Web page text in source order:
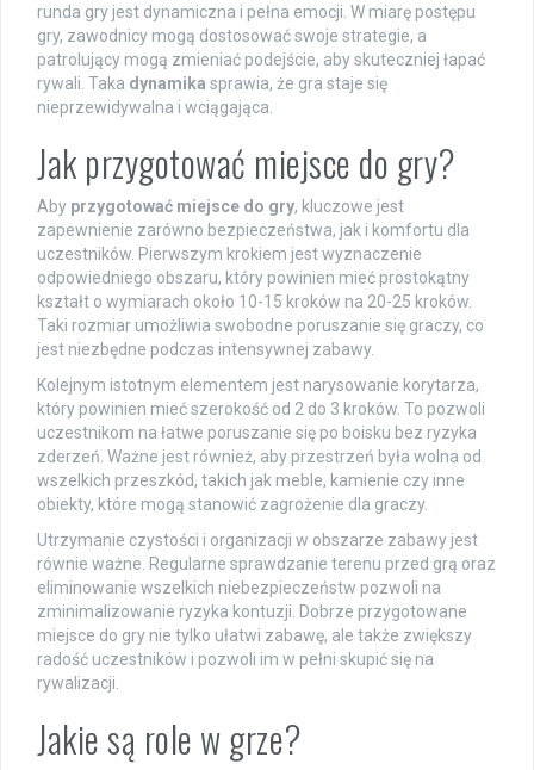
runda gry jest dynamiczna i pełna emocji. W miarę postępu
gry, zawodnicy mogą dostosować swoje strategie, a
patrolujący mogą zmieniać podejście, aby skuteczniej łapać
rywali. Taka dynamika sprawia, że gra staje się
nieprzewidywalna i wciągająca.
Jak przygotować miejsce do gry?
Aby przygotować miejsce do gry, kluczowe jest
zapewnienie zarówno bezpieczeństwa, jak i komfortu dla
uczestników. Pierwszym krokiem jest wyznaczenie
odpowiedniego obszaru, który powinien mieć prostokątny
kształt o wymiarach około 10-15 kroków na 20-25 kroków.
Taki rozmiar umożliwia swobodne poruszanie się graczy, co
jest niezbędne podczas intensywnej zabawy.
Kolejnym istotnym elementem jest narysowanie korytarza,
który powinien mieć szerokość od 2 do 3 kroków. To pozwoli
uczestnikom na łatwe poruszanie się po boisku bez ryzyka
zderzeń. Ważne jest również, aby przestrzeń była wolna od
wszelkich przeszkód, takich jak meble, kamienie czy inne
obiekty, które mogą stanowić zagrożenie dla graczy.
Utrzymanie czystości i organizacji w obszarze zabawy jest
równie ważne. Regularne sprawdzanie terenu przed grą oraz
eliminowanie wszelkich niebezpieczeństw pozwoli na
zminimalizowanie ryzyka kontuzji. Dobrze przygotowane
miejsce do gry nie tylko ułatwi zabawę, ale także zwiększy
radość uczestników i pozwoli im w pełni skupić się na
rywalizacji.
Jakie są role w grze?